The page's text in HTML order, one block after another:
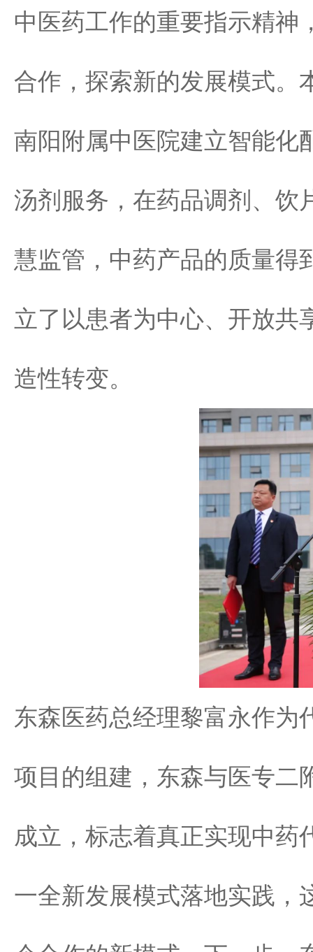
中医药工作的重要指示精神
合作，探索新的发展模式。
南阳附属中医院建立智能化
汤剂服务，在药品调剂、饮
慧监管，中药产品的质量得
立了以患者为中心、开放共
造性转变。
东森医药总经理黎富永作为
项目的组建，东森与医专二
成立，标志着真正实现中药
一全新发展模式落地实践，